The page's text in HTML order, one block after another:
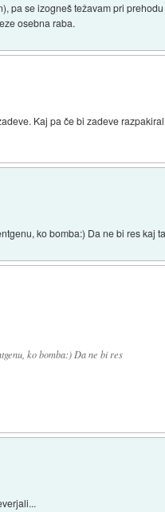
pa se izogneš težavam pri
osebna raba.
Kaj pa če bi zadeve
ko bomba:) Da ne bi res kaj
ko bomba:) Da ne bi res